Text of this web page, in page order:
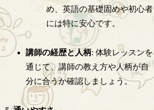
め、英語の基礎固めや初心者
には特に安心です。
講師の経歴と人柄: 体験レッスンを
通じて、講師の教え方や人柄が自
分に合うか確認しましょう。